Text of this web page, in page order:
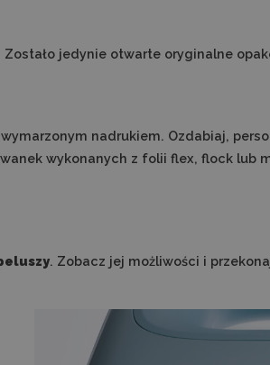
jedynie otwarte oryginalne
wymarzonym nadrukiem. Ozdabiaj,
wykonanych z folii flex, flock lub
. Zobacz jej możliwości i